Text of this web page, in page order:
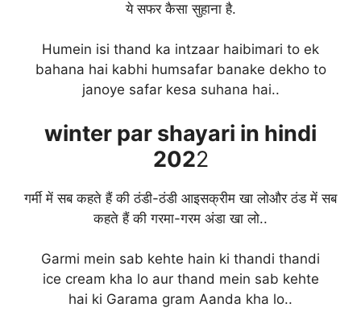
ये सफर कैसा सुहाना है.
Humein isi thand ka intzaar haibimari to ek
bahana hai kabhi humsafar banake dekho to
janoye safar kesa suhana hai..
winter par shayari in hindi
2022
गर्मी में सब कहते हैं की ठंडी-ठंडी आइसक्रीम खा लोऔर ठंड में सब
कहते हैं की गरमा-गरम अंडा खा लो..
Garmi mein sab kehte hain ki thandi thandi
ice cream kha lo aur thand mein sab kehte
hai ki Garama gram Aanda kha lo..